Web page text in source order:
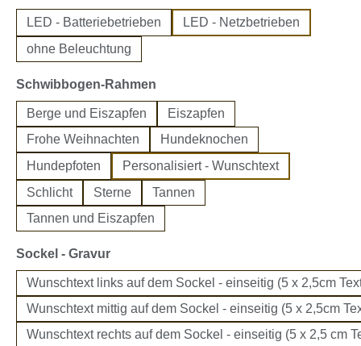
LED - Batteriebetrieben
LED - Netzbetrieben
ohne Beleuchtung
Schwibbogen-Rahmen
Berge und Eiszapfen
Eiszapfen
Frohe Weihnachten
Hundeknochen
Hundepfoten
Personalisiert - Wunschtext
Schlicht
Sterne
Tannen
Tannen und Eiszapfen
Sockel - Gravurauswählen
Wunschtext links auf dem Sockel - einseitig (5 x 2,5cm
Wunschtext mittig auf dem Sockel - einseitig (5 x 2,5cm
Wunschtext rechts auf dem Sockel - einseitig (5 x 2,5 cm